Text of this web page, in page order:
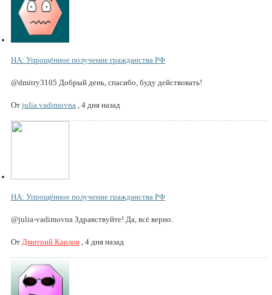
НА: Упрощённое получение гражданства РФ
@dmitry3105 Добрый день, спасибо, буду действовать!
От julia.vadimovna , 4 дня назад
НА: Упрощённое получение гражданства РФ
@julia-vadimovna Здравствуйте! Да, всё верно.
От Дмитрий Карлов , 4 дня назад